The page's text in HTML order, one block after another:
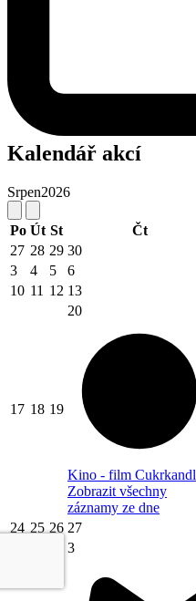
Kalendář akcí
Srpen2026
Po Út St Čt
27 28 29 30
3
4 5 6
10 11 12 13
17 18 19
20
Kino - film Cukrkandl
Zobrazit všechny
záznamy ze dne
24 25 26 27
3